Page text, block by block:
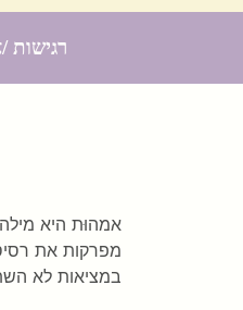
רגישות
אמהוּת היא
מפרקות את
במציאות לא